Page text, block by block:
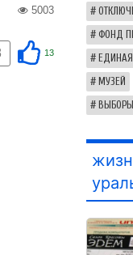
5003
13
ФОНД
МУЗЕЙ
ВЫБОРЫ